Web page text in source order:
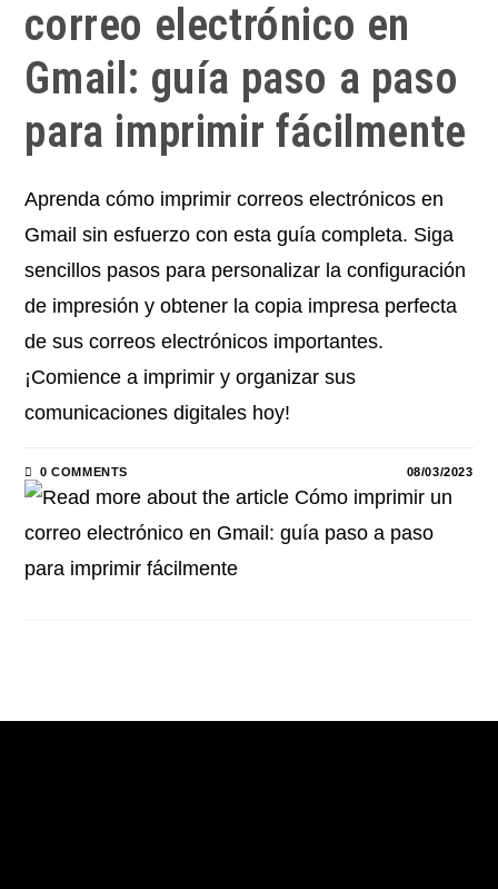
correo electrónico en
Gmail: guía paso a paso
para imprimir fácilmente
Aprenda cómo imprimir correos electrónicos en
Gmail sin esfuerzo con esta guía completa. Siga
sencillos pasos para personalizar la configuración
de impresión y obtener la copia impresa perfecta
de sus correos electrónicos importantes.
¡Comience a imprimir y organizar sus
comunicaciones digitales hoy!
0 COMMENTS 08/03/2023